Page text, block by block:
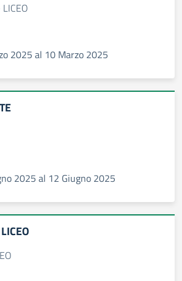
2025 al 10 Marzo 2025
2025 al 12 Giugno 2025